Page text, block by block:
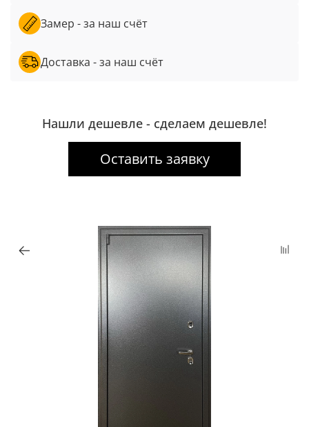
Замер - за наш счёт
Доставка - за наш счёт
Нашли дешевле - сделаем дешевле!
Оставить заявку